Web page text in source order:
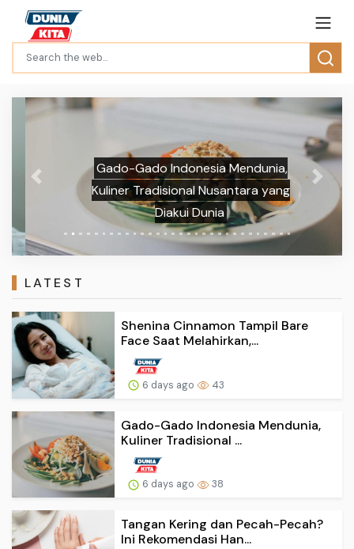
Gado-Gado Indonesia Mendunia,
Kuliner Tradisional Nusantara yang
Diakui Dunia
Previous Next
LATEST
Shenina Cinnamon Tampil Bare
Face Saat Melahirkan,...
6 days ago 43
Gado-Gado Indonesia Mendunia,
Kuliner Tradisional ...
6 days ago 38
Tangan Kering dan Pecah-Pecah?
Ini Rekomendasi Han...